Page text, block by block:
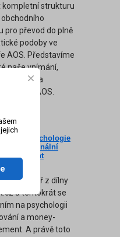
kompletní strukturu
pro převod do plně
podoby ve
AOS. Představíme
naše vnímání,
přístupy a
pomocí AOS.
Psychologie
a profesionální
semináře)
seminář z dílny
a tentokrát se
na psychologii
a money-
A právě toto